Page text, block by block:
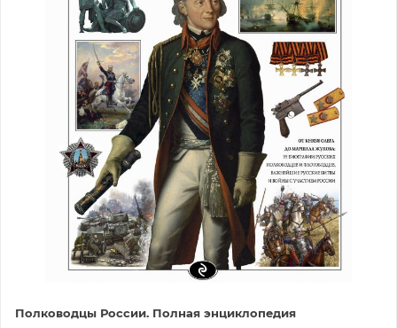
Полководцы России. Полная энциклопедия